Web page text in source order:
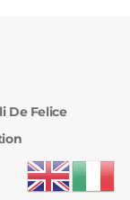
De Felice